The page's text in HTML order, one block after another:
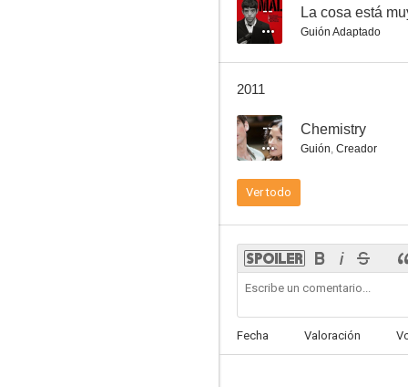
3.0
--
-- La cosa está
Guión Adaptado
2011
-- Chemistry
Guión, Creador
Ver todo
Fecha Valoración